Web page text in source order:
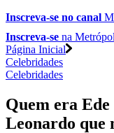
Inscreva-se no canal
Inscreva-se na
Página Inicial
Celebridades
Celebridades
Quem era Ede
Leonardo que